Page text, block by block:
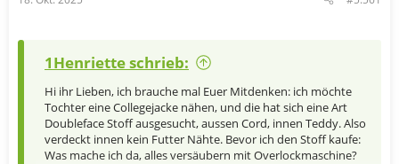
1Henriette schrieb:
Hi ihr Lieben, ich brauche mal Euer Mitdenken: ich möchte
Tochter eine Collegejacke nähen, und die hat sich eine Art
Doubleface Stoff ausgesucht, aussen Cord, innen Teddy. Also
verdeckt innen kein Futter Nähte. Bevor ich den Stoff kaufe:
Was mache ich da, alles versäubern mit Overlockmaschine?